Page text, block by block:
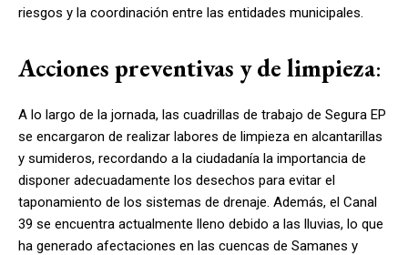
riesgos y la coordinación entre las entidades municipales.
Acciones preventivas y de limpieza:
A lo largo de la jornada, las cuadrillas de trabajo de Segura EP
se encargaron de realizar labores de limpieza en alcantarillas
y sumideros, recordando a la ciudadanía la importancia de
disponer adecuadamente los desechos para evitar el
taponamiento de los sistemas de drenaje. Además, el Canal
39 se encuentra actualmente lleno debido a las lluvias, lo que
ha generado afectaciones en las cuencas de Samanes y